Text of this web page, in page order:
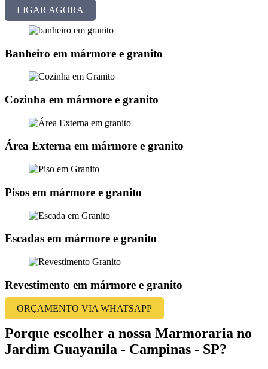
LIGAR AGORA
Banheiro em mármore e granito
Cozinha em mármore e granito
Área Externa em mármore e granito
Pisos em mármore e granito
Escadas em mármore e granito
Revestimento em mármore e granito
ORÇAMENTO VIA WHATSAPP
Porque escolher a nossa Marmoraria no
Jardim Guayanila - Campinas - SP?